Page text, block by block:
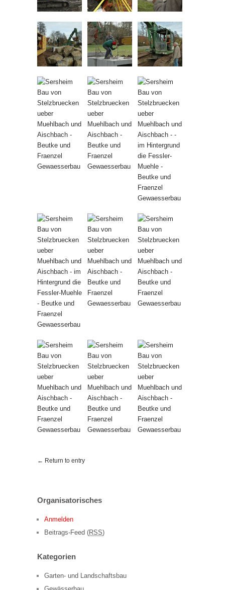
← Return to entry
Organisatorisches
Anmelden
Beitrags-Feed (RSS)
Kategorien
Garten- und Landschaftsbau